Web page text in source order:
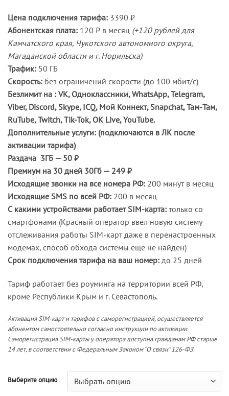
Цена подключения тарифа: 3390 ₽
Абонентская плата: 120 ₽ в месяц (+120 рублей для
Камчатского края, Чукотского автономного округа,
Магаданской области и г. Норильска)
Трафик: 50 ГБ
Скорость: без ограничений скорости (до 100 мбит/с)
Безлимит на : VK, Одноклассники, WhatsApp, Telegram,
Viber, Discord, Skype, ICQ, Мой Коннект, Snapchat, Там-Там,
RuTube, Twitch, Tik-Tok, OK Live, YouTube.
Дополнительные услуги: (подключаются в ЛК после
активации тарифа)
Раздача 3ГБ — 50 ₽
Премиум на 30 дней 30Гб — 249 ₽
Исходящие звонки на все номера РФ: 200 минут в месяц
Исходящие SMS по всей РФ: 200 в месяц
С какими устройствами работает SIM-карта: только со
смартфонами (Красный оператор ввел новую систему
отслеживания работы SIM-карт даже в перенастроенных
модемах, способ обхода системы еще не найден)
Срок подключения тарифа на ваш номер: до 25 дней
Тариф работает без роуминга на территории всей РФ,
кроме Республики Крым и г. Севастополь.
Активация SIM-карт и тарифов с саморегистрацией, осуществляется
абонентом самостоятельно согласно инструкции по активации.
Саморегистрация SIM-карты у оператора доступна гражданам РФ старше
14 лет, в соответствии с Федеральным Законом “О связи” 126-ФЗ.
Выберите опцию